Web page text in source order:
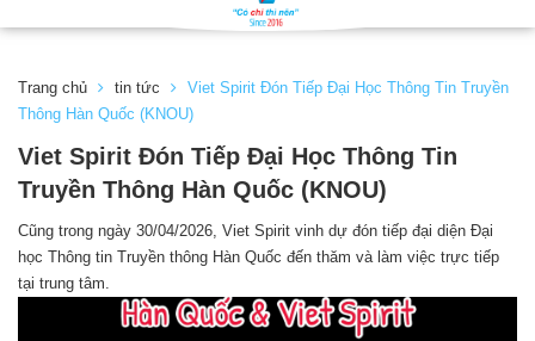
Trang chủ tin tức
Viet Spirit Đón Tiếp Đại Học Thông Tin Truyền
Thông Hàn Quốc (KNOU)
Viet Spirit Đón Tiếp Đại Học Thông Tin
Truyền Thông Hàn Quốc (KNOU)
Cũng trong ngày 30/04/2026, Viet Spirit vinh dự đón tiếp đại diện Đại
học Thông tin Truyền thông Hàn Quốc đến thăm và làm việc trực tiếp
tại trung tâm.